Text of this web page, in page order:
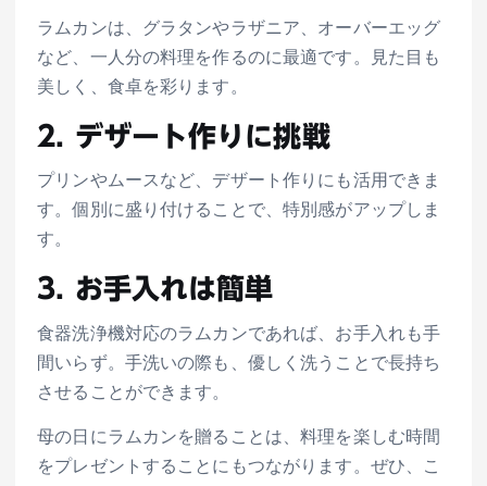
ラムカンは、グラタンやラザニア、オーバーエッグ
など、一人分の料理を作るのに最適です。見た目も
美しく、食卓を彩ります。
2. デザート作りに挑戦
プリンやムースなど、デザート作りにも活用できま
す。個別に盛り付けることで、特別感がアップしま
す。
3. お手入れは簡単
食器洗浄機対応のラムカンであれば、お手入れも手
間いらず。手洗いの際も、優しく洗うことで長持ち
させることができます。
母の日にラムカンを贈ることは、料理を楽しむ時間
をプレゼントすることにもつながります。ぜひ、こ